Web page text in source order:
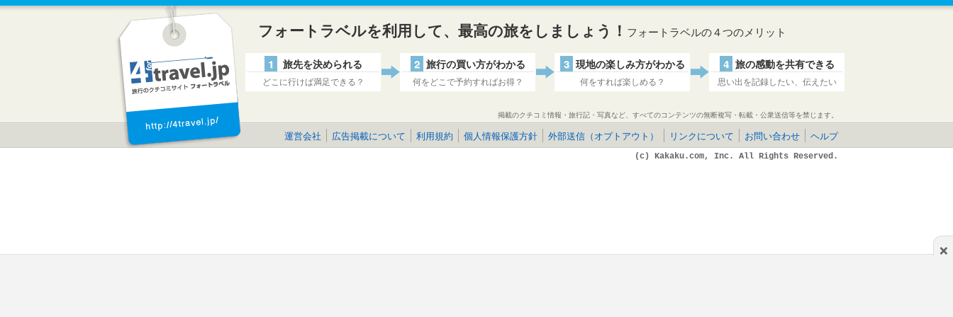
×
フォートラベルを利用して、最高の旅をしましょう！ フォートラベルの４つのメリット
1 旅先を決められる
どこに行けば満足できる？
2 旅行の買い方がわかる
何をどこで予約すればお得？
3 現地の楽しみ方がわかる
何をすれば楽しめる？
4 旅の感動を共有できる
思い出を記録したい、伝えたい
掲載のクチコミ情報・旅行記・写真など、すべてのコンテンツの無断複写・転載・公衆送信等を禁じます。
運営会社 広告掲載について 利用規約 個人情報保護方針 外部送信（オプトアウト） リンクについて お問い合わせ ヘルプ
(c) Kakaku.com, Inc. All Rights Reserved.